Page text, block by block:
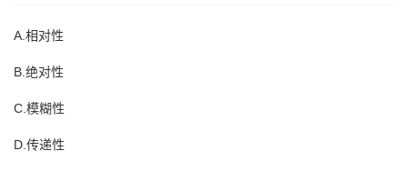
A.相对性
B.绝对性
C.模糊性
D.传递性